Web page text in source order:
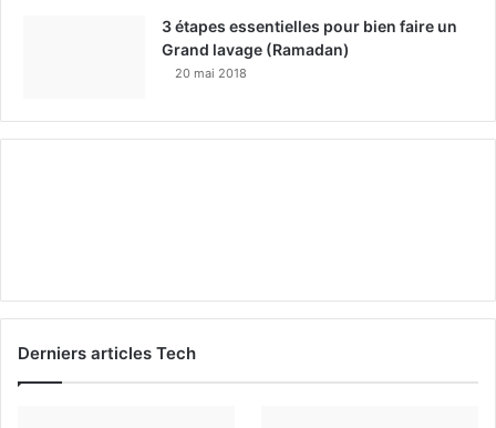
3 étapes essentielles pour bien faire un
Grand lavage (Ramadan)
20 mai 2018
Derniers articles Tech